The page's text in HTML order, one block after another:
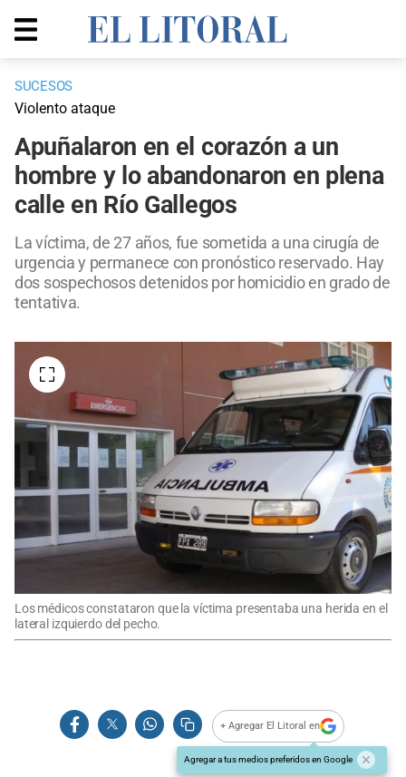
SUCESOS
Violento ataque
Apuñalaron en el corazón a un
hombre y lo abandonaron en plena
calle en Río Gallegos
La víctima, de 27 años, fue sometida a una cirugía de
urgencia y permanece con pronóstico reservado. Hay
dos sospechosos detenidos por homicidio en grado de
tentativa.
Los médicos constataron que la víctima presentaba una herida en el
lateral izquierdo del pecho.
+ Agregar El Litoral en
Agregar a tus medios preferidos en Google